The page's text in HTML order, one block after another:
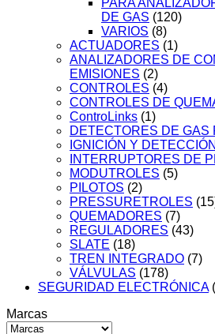
DE GAS (120)
VARIOS (8)
ACTUADORES (1)
ANALIZADORES DE
EMISIONES (2)
CONTROLES (4)
CONTROLES DE
ControLinks (1)
DETECTORES DE GAS
IGNICIÓN Y
INTERRUPTORES DE
MODUTROLES (5)
PILOTOS (2)
PRESSURETROLES
QUEMADORES (7)
REGULADORES (43)
SLATE (18)
TREN INTEGRADO (7)
VÁLVULAS (178)
SEGURIDAD ELECTRÓNICA
Marcas